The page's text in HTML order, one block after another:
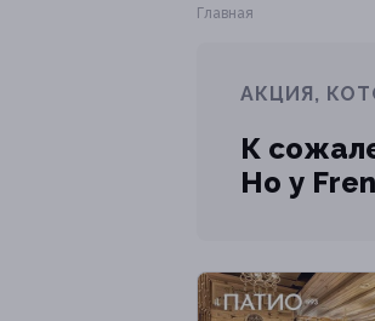
Главная
АКЦИЯ,
К
Но у